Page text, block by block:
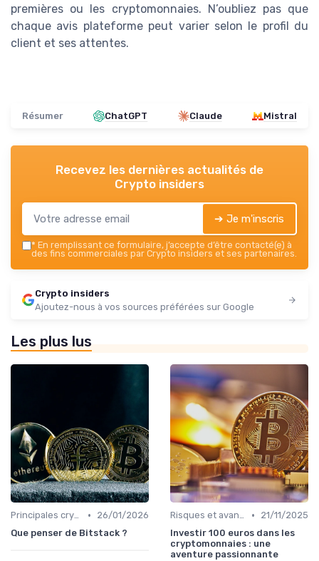
premières ou les cryptomonnaies. N’oubliez pas que
chaque avis plateforme peut varier selon le profil du
client et ses attentes.
Résumer ChatGPT Claude Mistral
Recevez les dernières actualités de
Crypto insiders
➔ Je m'inscris
* En remplissant ce formulaire, j’accepte d’être contacté(e) à
des fins commerciales par Crypto insiders et ses partenaires.
Crypto insiders
Ajoutez-nous à vos sources préférées sur Google
Les plus lus
Principales cryptomonnaies pour l'investissement •
26/01/2026
Que penser de Bitstack ?
Risques et avantages •
21/11/2025
Investir 100 euros dans les
cryptomonnaies : une
aventure passionnante